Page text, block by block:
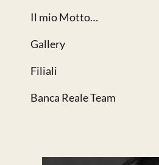
Il mio Motto…
Gallery
Filiali
Banca Reale Team